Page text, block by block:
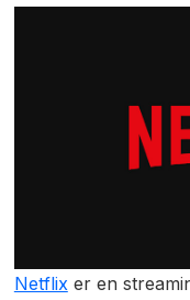
Netflix er en